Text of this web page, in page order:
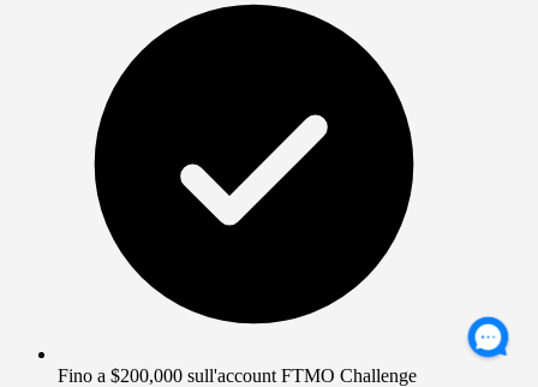
Fino a $200,000 sull'account FTMO Challenge